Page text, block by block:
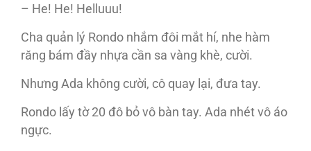
– He! He! Helluuu!
Cha quản lý Rondo nhắm đôi mắt hí, nhe hàm
răng bám đầy nhựa cần sa vàng khè, cười.
Nhưng Ada không cười, cô quay lại, đưa tay.
Rondo lấy tờ 20 đô bỏ vô bàn tay. Ada nhét vô áo
ngực.